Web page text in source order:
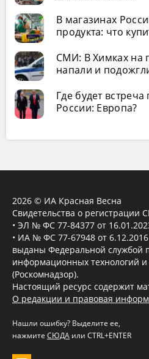
В магазинах
продукта: что
СМИ: В Химках на
напали и
Где будет
России: Европа?
2026 © ИА Красная Весна
Свидетельства о регистрации
• ЭЛ № ФС 77-84377 от
• ИА № ФС 77-67948 от 6.12.2016
выданы Федеральной службой
информационных технологий
(Роскомнадзор).
Настоящий ресурс содержит
О редакции и правовая
Нашли ошибку? Выделите ее,
нажмите СЮДА или CTRL+ENTER